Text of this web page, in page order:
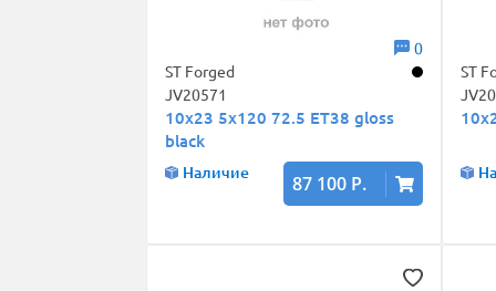
0
ST Forged
JV20571
10x23 5x120 72.5 ET38 gloss
black
Наличие 87 100 Р.
ST